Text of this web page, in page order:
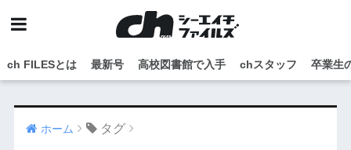
ch FILESとは 最新号 高校図書館で入手 chスタッフ 卒業生
ホーム タグ